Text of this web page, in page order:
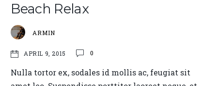
Beach Relax
ARMIN
APRIL 9, 2015 0
Nulla tortor ex, sodales id mollis ac, feugiat sit